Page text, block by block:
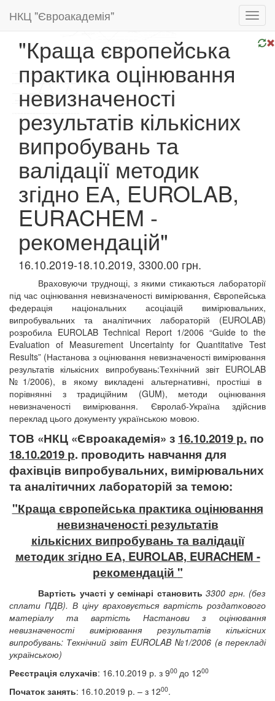
НКЦ "Євроакадемія"
"Краща європейська
практика оцінювання
невизначеності
результатів кількісних
випробувань та
валідації методик
згідно ЕА, EUROLAB,
EURACHEM -
рекомендацій"
16.10.2019-18.10.2019, 3300.00 грн.
Враховуючи труднощі, з якими стикаються лабораторії
під час оцінювання невизначеності вимірювання, Європейська
федерація національних асоціацій вимірювальних,
випробувальних та аналітичних лабораторій (EUROLAB)
розробила EUROLAB Technical Report1/2006 “Guide to the
Evaluation of Measurement Uncertainty for Quantitative Test
Results” (Настанова з оцінювання невизначеності вимірювання
результатів кількісних випробувань:Технічний звіт EUROLAB
№1/2006), в якому викладені альтернативні, простіші в
порівнянні з традиційним (GUM), методи оцінювання
невизначеності вимірювання. Євролаб-Україна здійснив
переклад цього документу українською мовою.
ТОВ «НКЦ «Євроакадемія» з 16.10.2019 р. по
18.10.2019 р. проводить навчання для
фахівців випробувальних, вимірювальних
тааналітичних лабораторій за темою:
"Краща європейська практика оцінювання
невизначеності результатів
кількісних випробувань та валідації
методикзгідно ЕА, EUROLAB, EURACHEM -
рекомендацій "
Вартість участі у семінарі становить3300 грн. (без
сплати ПДВ). В ціну враховується вартість роздаткового
матеріалу та вартість Настанови з оцінювання
невизначеності вимірювання результатів кількісних
випробувань: Технічний звіт EUROLAB №1/2006 (в перекладі
українською)
Реєстрація слухачів: 16.10.2019 р. з 900 до 1200
Початок занять: 16.10.2019 р. – з 1200.